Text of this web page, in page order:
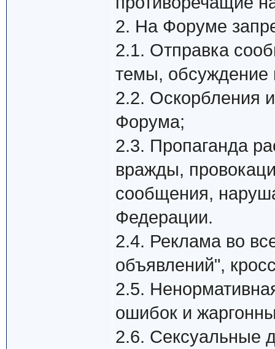
2. На Форуме
2.1. Отправка
темы, обсуждение
2.2. Оскорбления
Форума;
2.3. Пропаганда
вражды,
сообщения,
Федерации.
2.4. Реклама во
объявлений",
2.5.
ошибок и
2.6. Сексуальные